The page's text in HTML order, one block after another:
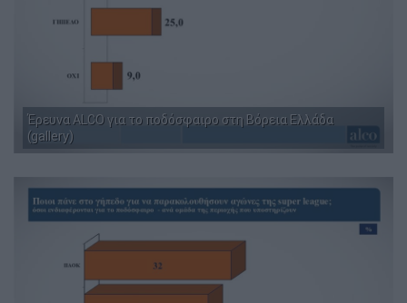
Έρευνα ALCO για το ποδόσφαιρο στη Βόρεια Ελλάδα
(gallery)